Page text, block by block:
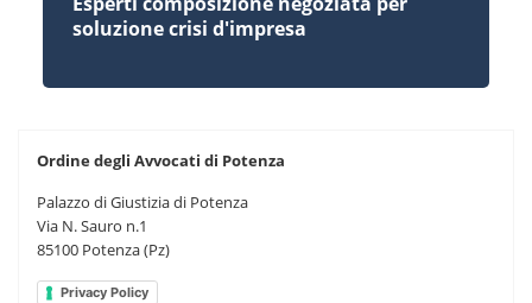
soluzione crisi d'impresa
Ordine degli Avvocati di Potenza
Palazzo di Giustizia di Potenza
Via N. Sauro n.1
85100 Potenza (Pz)
Privacy Policy